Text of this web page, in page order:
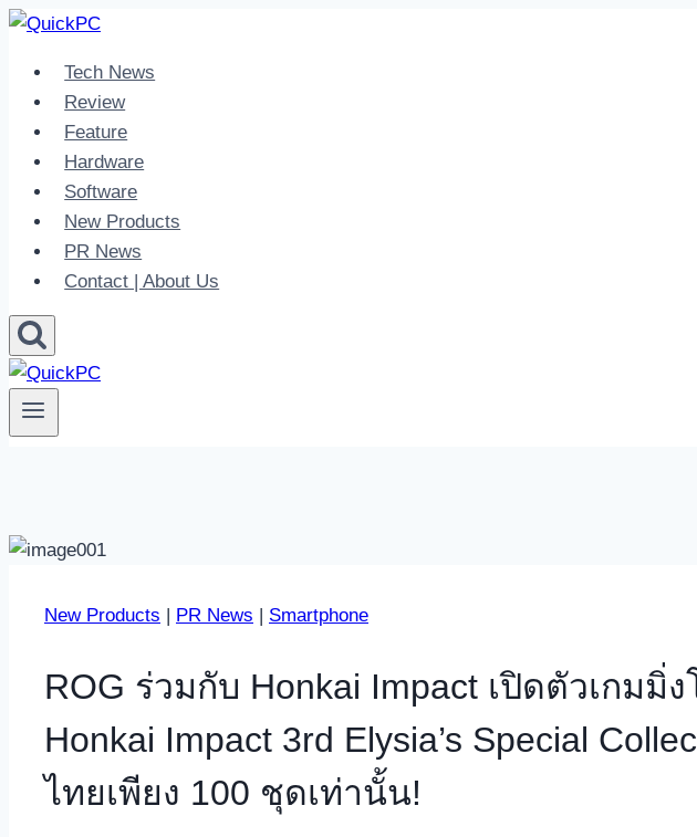
Skip
contentTech News
Review
Feature
Hardware
Software
New Products
PR News
Contact | About Us
New Products | PR News | Smartphone
ROG ร่วมกับ Honkai Impact เปิดตัวเกม
Honkai Impact 3rd Elysia’s Special
ไทยเพียง 100 ชุดเท่านั้น!